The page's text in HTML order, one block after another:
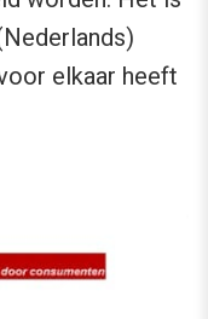
elkaar heeft